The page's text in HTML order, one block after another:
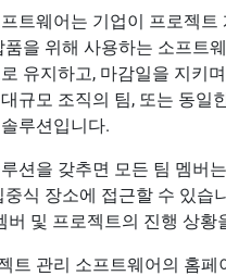
트웨어는 기업이 프로젝
품을 위해 사용하는 소프트
유지하고, 마감일을 지키
규모 조직의 팀, 또는 동일
루션입니다.
션을 갖추면 모든 팀 멤버
식 장소에 접근할 수 있습
버 및 프로젝트의 진행 상
트 관리 소프트웨어의 홈